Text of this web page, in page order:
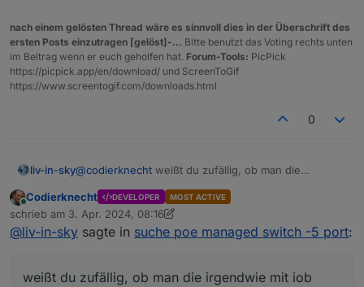
nach einem gelösten Thread wäre es sinnvoll dies in der Überschrift des
ersten Posts einzutragen [gelöst]-... Bitte benutzt das Voting rechts unten
im Beitrag wenn er euch geholfen hat. Forum-Tools: PicPick
https://picpick.app/en/download/ und ScreenToGif
https://www.screentogif.com/downloads.html
0
liv-in-sky@codierknecht weißt du zufällig, ob man die
ein- bzw abschalten - ssh oder so
Online
Codierknecht DEVELOPER MOST ACTIVE
schrieb am 3. Apr. 2024, 08:16
zuletzt editiert von Codierknecht
@liv-in-sky sagte in suche poe managed switch -5 port:
weißt du zufällig, ob man die irgendwie mit iob